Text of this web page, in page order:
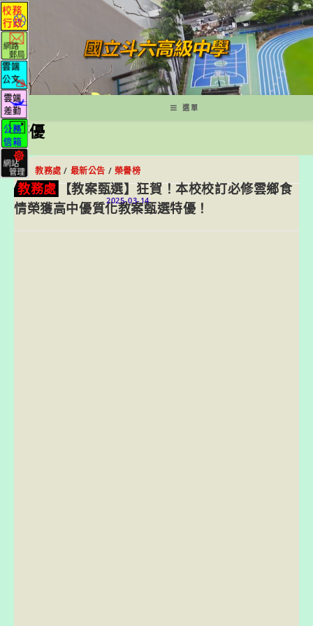
跳
轉
至
主
要
內
容
選單
特優
教務處 / 最新公告 / 榮譽榜
教務處【教案甄選】狂賀！本校校訂必修雲鄉食
情榮獲高中優質化教案甄選特優！
2025-03-14